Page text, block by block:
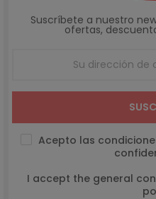
Suscríbete a nuestro
ofertas,
Acepto las
I accept the general